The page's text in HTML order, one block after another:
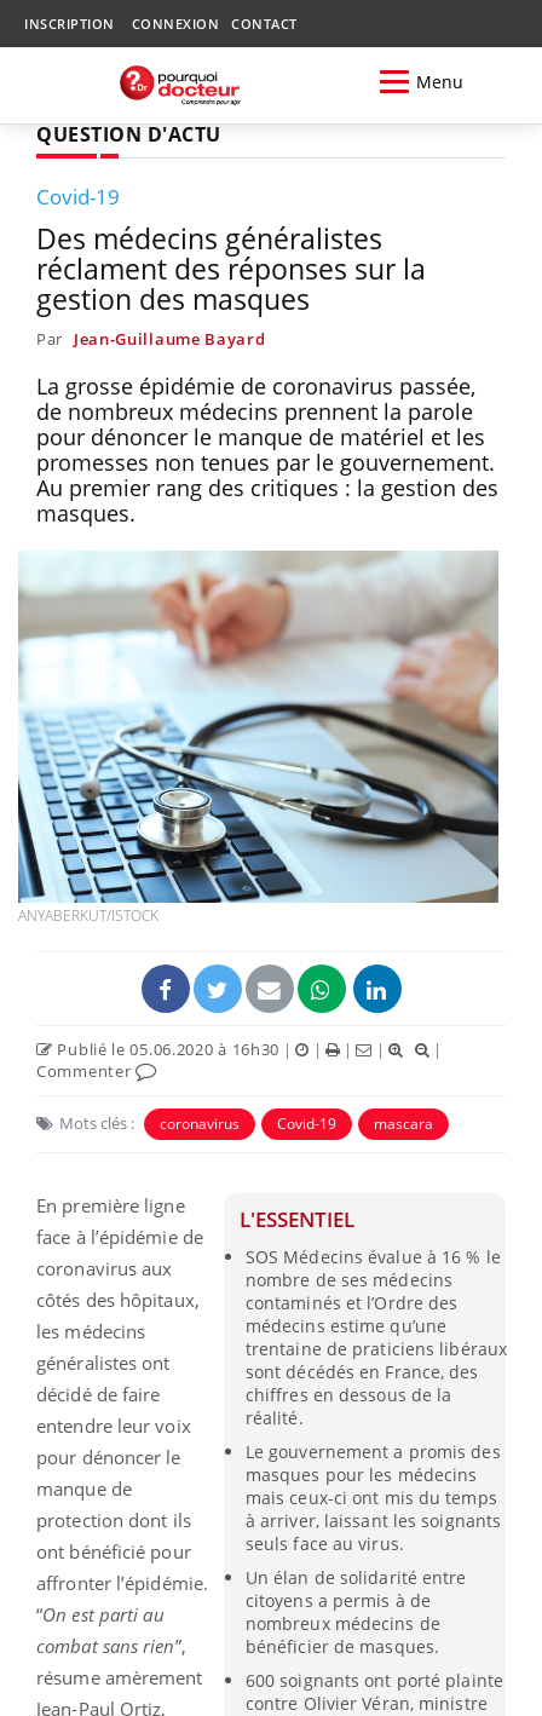
INSCRIPTION CONNEXION CONTACT
Menu
QUESTION D'ACTU
Covid-19
Des médecins généralistes
réclament des réponses sur la
gestion des masques
Par Jean-Guillaume Bayard
La grosse épidémie de coronavirus passée,
de nombreux médecins prennent la parole
pour dénoncer le manque de matériel et les
promesses non tenues par le gouvernement.
Au premier rang des critiques : la gestion des
masques.
ANYABERKUT/ISTOCK
Publié le 05.06.2020 à 16h30 | | | |
|
Commenter
Mots clés : coronavirus Covid-19 mascara
L'ESSENTIEL
SOS Médecins évalue à 16 % le
nombre de ses médecins
contaminés et l’Ordre des
médecins estime qu’une
trentaine de praticiens libéraux
sont décédés en France, des
chiffres en dessous de la
réalité.
Le gouvernement a promis des
masques pour les médecins
mais ceux-ci ont mis du temps
à arriver, laissant les soignants
seuls face au virus.
Un élan de solidarité entre
citoyens a permis à de
nombreux médecins de
bénéficier de masques.
600 soignants ont porté plainte
contre Olivier Véran, ministre
En première ligne
face à l’épidémie de
coronavirus aux
côtés des hôpitaux,
les médecins
généralistes ont
décidé de faire
entendre leur voix
pour dénoncer le
manque de
protection dont ils
ont bénéficié pour
affronter l’épidémie.
“On est parti au
combat sans rien”,
résume amèrement
Jean-Paul Ortiz,